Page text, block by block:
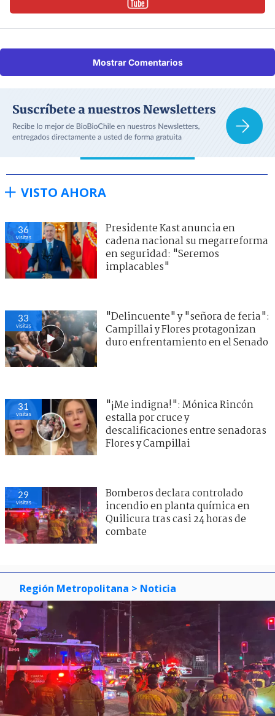
Mostrar Comentarios
VISTO AHORA
36
visitas
Presidente Kast anuncia en
cadena nacional su megarreforma
en seguridad: "Seremos
implacables"
33
visitas
"Delincuente" y "señora de feria":
Campillai y Flores protagonizan
duro enfrentamiento en el Senado
31
visitas
"¡Me indigna!": Mónica Rincón
estalla por cruce y
descalificaciones entre senadoras
Flores y Campillai
29
visitas
Bomberos declara controlado
incendio en planta química en
Quilicura tras casi 24 horas de
combate
Región Metropolitana > Noticia